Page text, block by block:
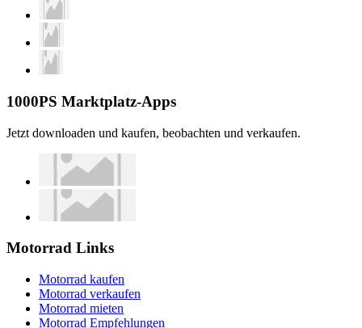
1000PS Marktplatz-Apps
Jetzt downloaden und kaufen, beobachten und verkaufen.
Motorrad Links
Motorrad kaufen
Motorrad verkaufen
Motorrad mieten
Motorrad Empfehlungen